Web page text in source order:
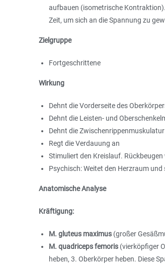
aufbauen (isometrische
Zeit, um sich an die Spannung zu
Zielgruppe
Fortgeschrittene
Wirkung
Dehnt die Vorderseite des
Dehnt die Leisten- und
Dehnt die
Regt die Verdauung an
Stimuliert den Kreislauf.
Psychisch: Weitet den Herzraum
Anatomische Analyse
Kräftigung:
M. gluteus maximus (großer
M. quadriceps femoris (vierköpfiger
heben, 3. Oberkörper heben. Diese